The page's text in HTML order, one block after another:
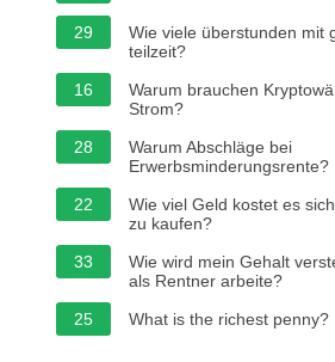
29
Wie viele überstunden mit
teilzeit?
16
Warum brauchen
Strom?
28
Warum Abschläge bei
Erwerbsminderungsrente?
22
Wie viel Geld kostet es
zu kaufen?
33
Wie wird mein Gehalt
als Rentner arbeite?
25
What is the richest penny?